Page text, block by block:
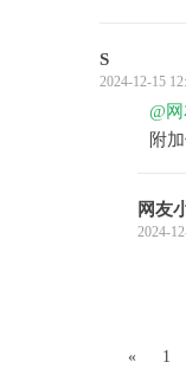
S
2024-12-15
@
附
网友
2024-
« 1